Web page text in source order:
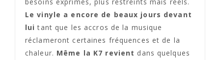
Le vinyle a encore de beaux jours devant
lui tant que les accros de la musique
réclameront certaines fréquences et de la
chaleur. Même la K7 revient dans quelques